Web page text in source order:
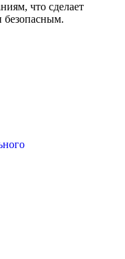
что сделает
безопасным.